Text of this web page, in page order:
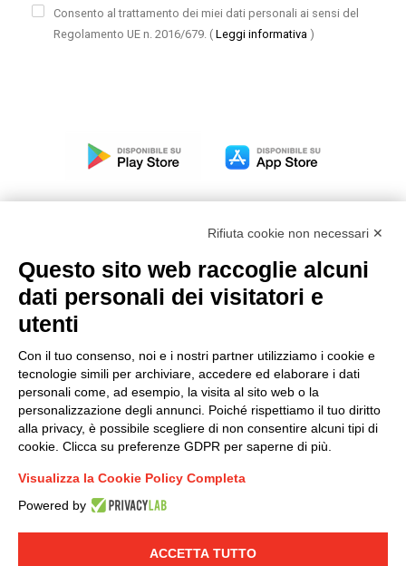
Consento al trattamento dei miei dati personali ai sensi del
Regolamento UE n. 2016/679. ( Leggi informativa )
LINKEDIN YOUTUBE
© 2019 - DKC Europe - -
Modello organizzativo, gestione e controllo – D. lgs.
231/2001
Condizioni generali di vendita DKC Power Solutions
Condizioni generali di acquisto
Codice etico
Rifiuta cookie non necessari ✕
Questo sito web raccoglie alcuni
dati personali dei visitatori e
utenti
Con il tuo consenso, noi e i nostri partner utilizziamo i cookie e
tecnologie simili per archiviare, accedere ed elaborare i dati
personali come, ad esempio, la visita al sito web o la
personalizzazione degli annunci. Poiché rispettiamo il tuo diritto
alla privacy, è possibile scegliere di non consentire alcuni tipi di
cookie. Clicca su preferenze GDPR per saperne di più.
Visualizza la Cookie Policy Completa
Powered by
ACCETTA TUTTO